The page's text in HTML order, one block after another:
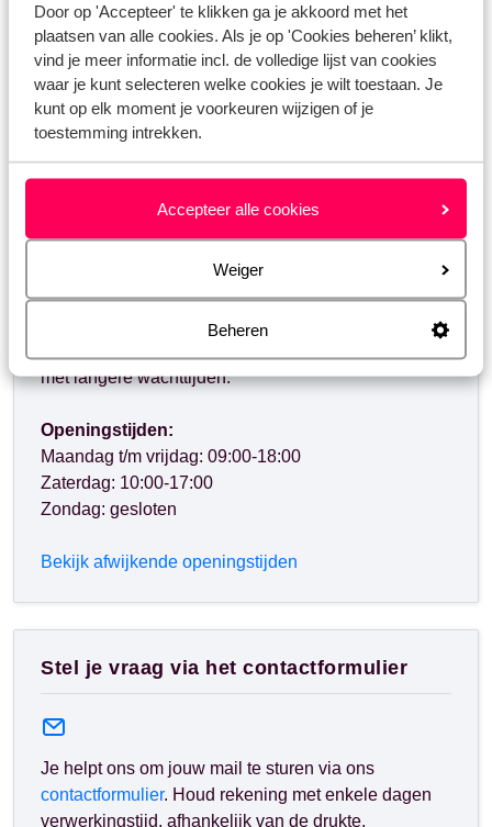
Door op 'Accepteer' te klikken ga je akkoord met het
plaatsen van alle cookies. Als je op 'Cookies beheren’ klikt,
vind je meer informatie incl. de volledige lijst van cookies
waar je kunt selecteren welke cookies je wilt toestaan. Je
kunt op elk moment je voorkeuren wijzigen of je
toestemming intrekken.
Accepteer alle cookies
Weiger
Beheren
Condor - hoe kan ik een stoel reserveren?
Transavia - hoe kan ik online inchecken?
Heb jij jouw antwoord niet gevonden?
WhatsApp ons op het nummer
met langere wachttijden.
Openingstijden:
Maandag t/m vrijdag: 09:00-18:00
Zaterdag: 10:00-17:00
Zondag: gesloten
Bekijk afwijkende openingstijden
Stel je vraag via het contactformulier
Je helpt ons om jouw mail te sturen via ons
contactformulier. Houd rekening met enkele dagen
verwerkingstijd, afhankelijk van de drukte.